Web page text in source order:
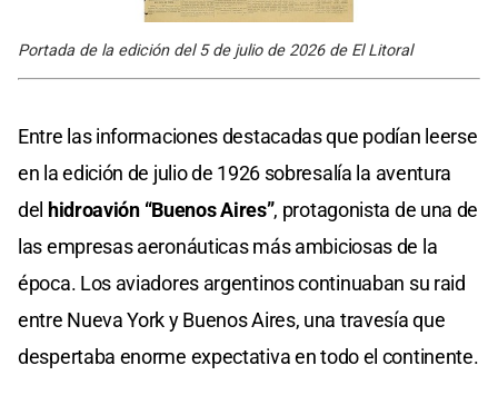
Portada de la edición del 5 de julio de 2026 de El Litoral
Entre las informaciones destacadas que podían leerse
en la edición de julio de 1926 sobresalía la aventura
del hidroavión “Buenos Aires”, protagonista de una de
las empresas aeronáuticas más ambiciosas de la
época. Los aviadores argentinos continuaban su raid
entre Nueva York y Buenos Aires, una travesía que
despertaba enorme expectativa en todo el continente.